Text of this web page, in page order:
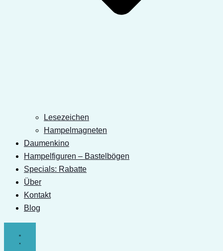
Lesezeichen
Hampelmagneten
Daumenkino
Hampelfiguren – Bastelbögen
Specials: Rabatte
Über
Kontakt
Blog